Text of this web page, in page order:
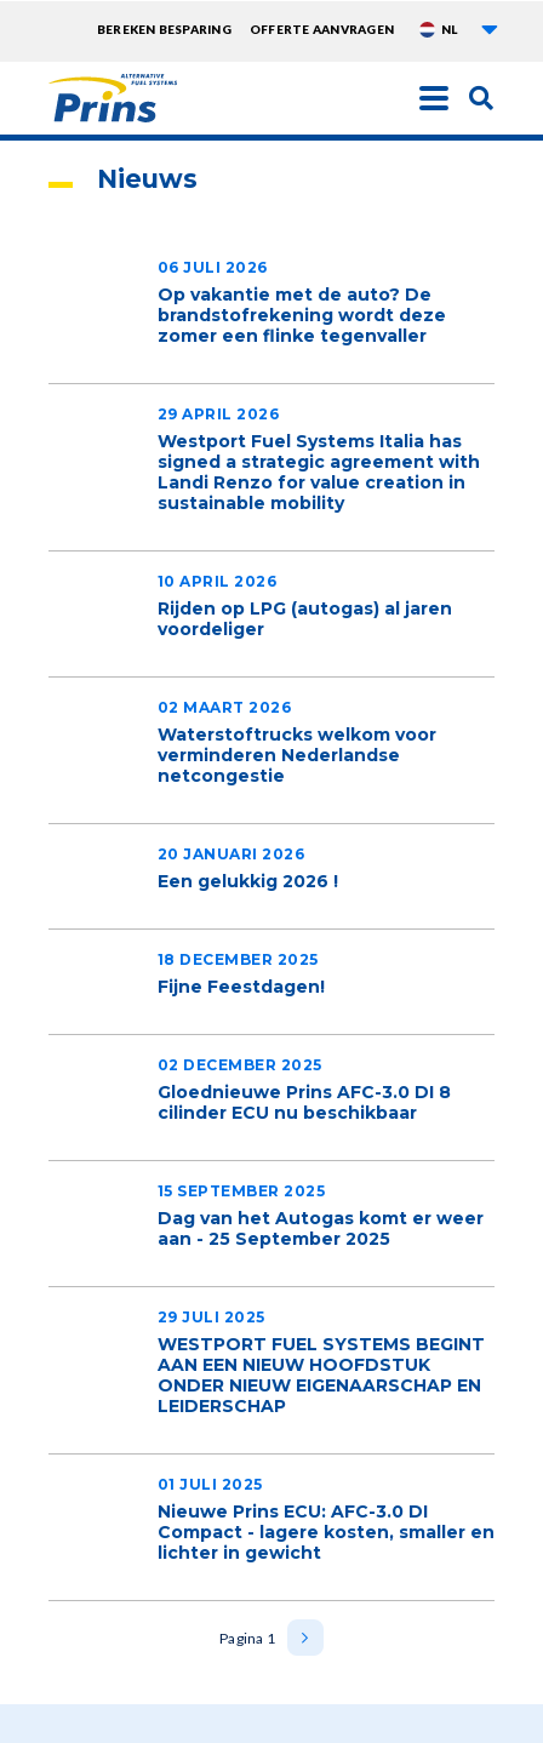
Overslaan
TOPMENU
BEREKEN BESPARING OFFERTE AANVRAGEN NL
Nieuws
06 JULI 2026
Op vakantie met de auto? De
brandstofrekening wordt deze
zomer een flinke tegenvaller
29 APRIL 2026
Westport Fuel Systems Italia has
signed a strategic agreement with
Landi Renzo for value creation in
sustainable mobility
10 APRIL 2026
Rijden op LPG (autogas) al jaren
voordeliger
02 MAART 2026
Waterstoftrucks welkom voor
verminderen Nederlandse
netcongestie
20 JANUARI 2026
Een gelukkig 2026 !
18 DECEMBER 2025
Fijne Feestdagen!
02 DECEMBER 2025
Gloednieuwe Prins AFC-3.0 DI 8
cilinder ECU nu beschikbaar
15 SEPTEMBER 2025
Dag van het Autogas komt er weer
aan - 25 September 2025
29 JULI 2025
WESTPORT FUEL SYSTEMS BEGINT
AAN EEN NIEUW HOOFDSTUK
ONDER NIEUW EIGENAARSCHAP EN
LEIDERSCHAP
01 JULI 2025
Nieuwe Prins ECU: AFC-3.0 DI
Compact - lagere kosten, smaller en
lichter in gewicht
Pagina 1 Volgende
››